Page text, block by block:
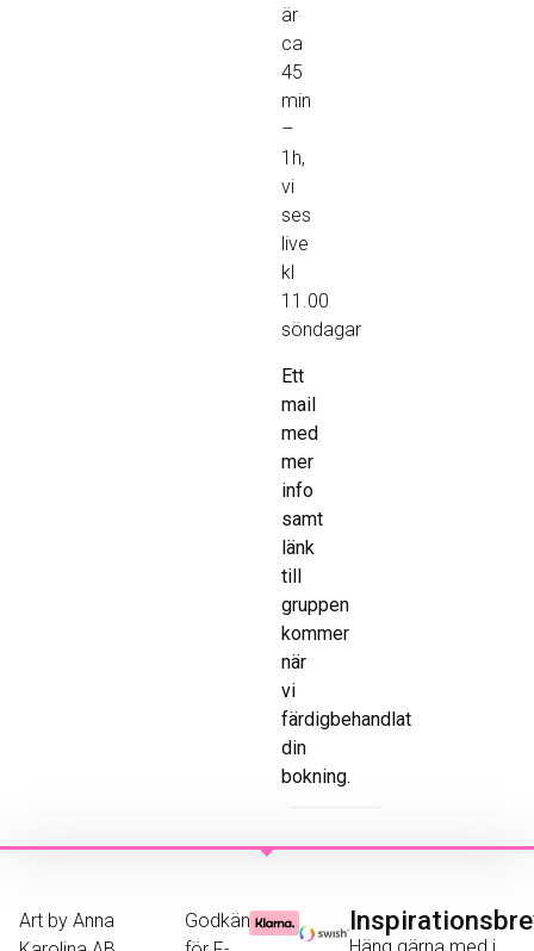
är
ca
45
min
–
1h,
vi
ses
live
kl
11.00
söndagar
Ett
mail
med
mer
info
samt
länk
till
gruppen
kommer
när
vi
färdigbehandlat
din
bokning.
Art by Anna
Godkänd